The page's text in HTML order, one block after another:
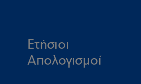
Ετήσιοι
Απολογισμοί